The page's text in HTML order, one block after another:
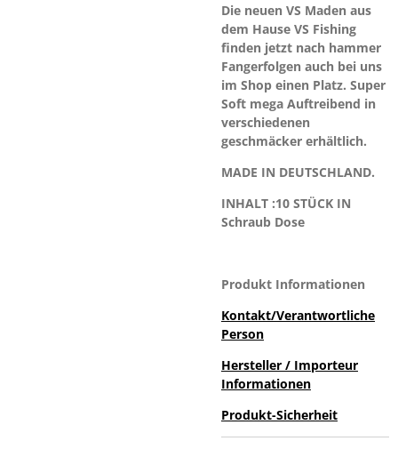
Die neuen VS Maden aus
dem Hause VS Fishing
finden jetzt nach hammer
Fangerfolgen auch bei uns
im Shop einen Platz. Super
Soft mega Auftreibend in
verschiedenen
geschmäcker erhältlich.
MADE IN DEUTSCHLAND.
INHALT :10 STÜCK IN
Schraub Dose
Produkt Informationen
Kontakt/Verantwortliche
Person
Hersteller / Importeur
Informationen
Produkt-Sicherheit